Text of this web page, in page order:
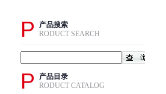
P
产品搜索
RODUCT SEARCH
P
产品目录
RODUCT CATALOG